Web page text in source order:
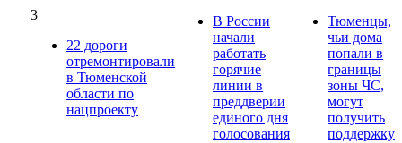
3
22 дороги
отремонтировали
в Тюменской
области по
нацпроекту
В России
начали
работать
горячие
линии в
преддверии
единого дня
голосования
Тюменцы,
чьи дома
попали в
границы
зоны ЧС,
могут
получить
поддержку